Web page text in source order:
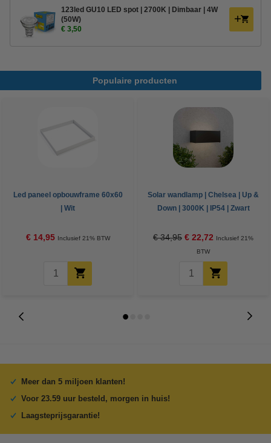
123led GU10 LED spot | 2700K | Dimbaar | 4W
(50W)
€ 3,50
Populaire producten
Led paneel opbouwframe 60x60
| Wit
€ 14,95 Inclusief 21% BTW
Solar wandlamp | Chelsea | Up &
Down | 3000K | IP54 | Zwart
€ 34,95 € 22,72 Inclusief 21%
BTW
Meer dan 5 miljoen klanten!
Voor 23.59 uur besteld, morgen in huis!
Laagsteprijsgarantie!